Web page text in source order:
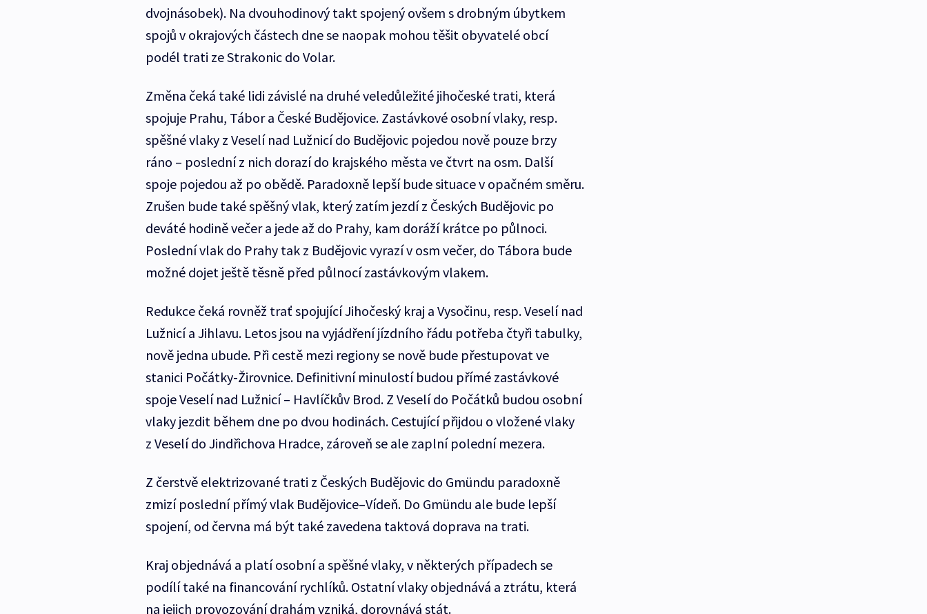
dvojnásobek). Na dvouhodinový takt spojený ovšem s drobným úbytkem
spojů v okrajových částech dne se naopak mohou těšit obyvatelé obcí
podél trati ze Strakonic do Volar.
Změna čeká také lidi závislé na druhé veledůležité jihočeské trati, která
spojuje Prahu, Tábor a České Budějovice. Zastávkové osobní vlaky, resp.
spěšné vlaky z Veselí nad Lužnicí do Budějovic pojedou nově pouze brzy
ráno – poslední z nich dorazí do krajského města ve čtvrt na osm. Další
spoje pojedou až po obědě. Paradoxně lepší bude situace v opačném směru.
Zrušen bude také spěšný vlak, který zatím jezdí z Českých Budějovic po
deváté hodině večer a jede až do Prahy, kam doráží krátce po půlnoci.
Poslední vlak do Prahy tak z Budějovic vyrazí v osm večer, do Tábora bude
možné dojet ještě těsně před půlnocí zastávkovým vlakem.
Redukce čeká rovněž trať spojující Jihočeský kraj a Vysočinu, resp. Veselí nad
Lužnicí a Jihlavu. Letos jsou na vyjádření jízdního řádu potřeba čtyři tabulky,
nově jedna ubude. Při cestě mezi regiony se nově bude přestupovat ve
stanici Počátky-Žirovnice. Definitivní minulostí budou přímé zastávkové
spoje Veselí nad Lužnicí – Havlíčkův Brod. Z Veselí do Počátků budou osobní
vlaky jezdit během dne po dvou hodinách. Cestující přijdou o vložené vlaky
z Veselí do Jindřichova Hradce, zároveň se ale zaplní polední mezera.
Z čerstvě elektrizované trati z Českých Budějovic do Gmündu paradoxně
zmizí poslední přímý vlak Budějovice–Vídeň. Do Gmündu ale bude lepší
spojení, od června má být také zavedena taktová doprava na trati.
Kraj objednává a platí osobní a spěšné vlaky, v některých případech se
podílí také na financování rychlíků. Ostatní vlaky objednává a ztrátu, která
na jejich provozování drahám vzniká, dorovnává stát.